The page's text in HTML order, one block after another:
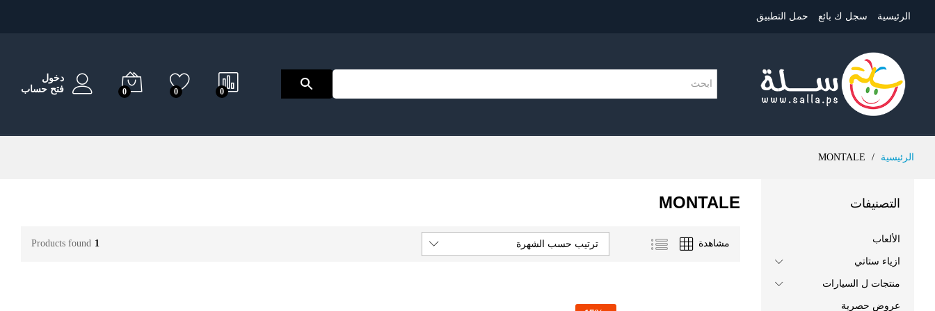
الرئيسية سجل ك بائع حمل التطبيق
0
0
0
دخول
فتح حساب
الرئيسية /
MONTALE
MONTALE
1
Products found مشاهدة ترتيب حسب الشهرة
التصنيفات
الألعاب
ازياء ستاتي
منتجات ل السيارات
عروض حصرية